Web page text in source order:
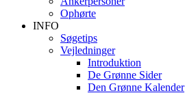
Ophørte
INFO
Søgetips
Vejledninger
Introduktion
De Grønne Sider
Den Grønne Kalender